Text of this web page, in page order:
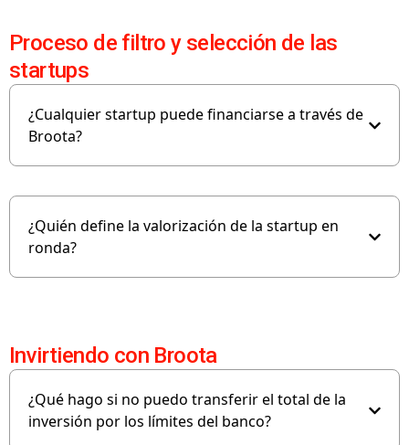
Proceso de filtro y selección de las
startups
¿Cualquier startup puede financiarse a través de
Broota?
¿Quién define la valorización de la startup en
ronda?
Invirtiendo con Broota
¿Qué hago si no puedo transferir el total de la
inversión por los límites del banco?